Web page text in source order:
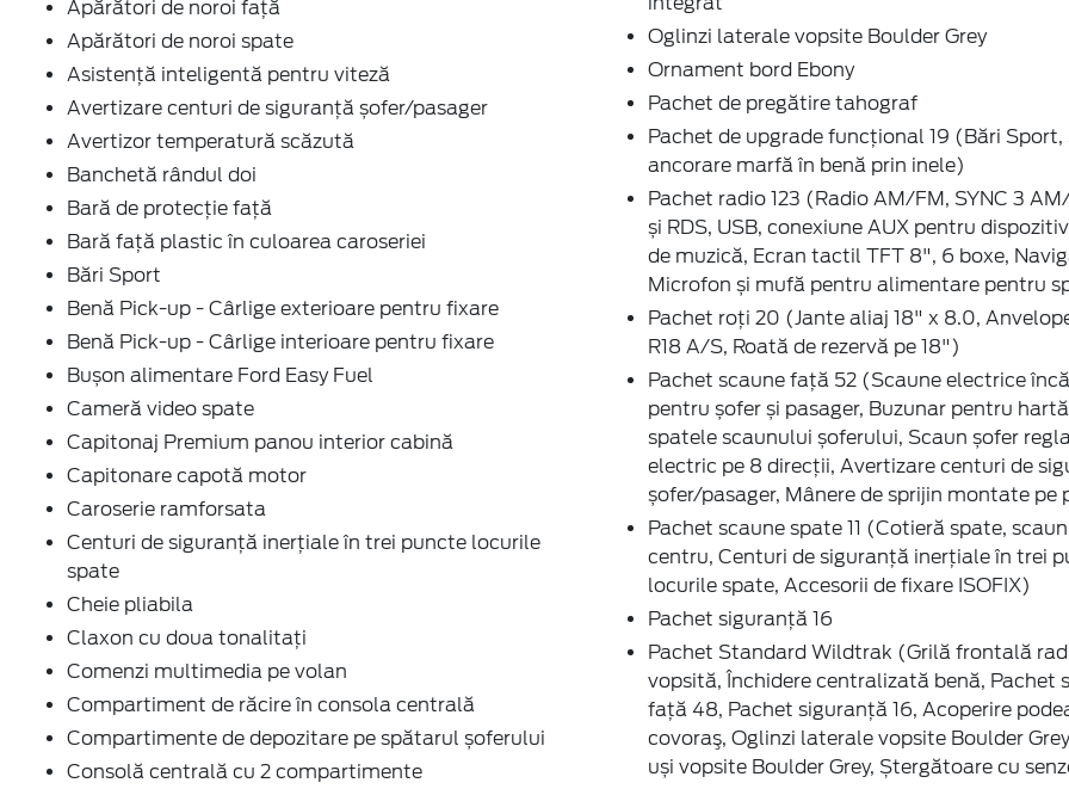
Apărători de noroi față
Apărători de noroi spate
Asistență inteligentă pentru viteză
Avertizare centuri de siguranță șofer/pasager
Avertizor temperatură scăzută
Banchetă rândul doi
Bară de protecție față
Bară față plastic în culoarea caroseriei
Bări Sport
Benă Pick-up - Cârlige exterioare pentru fixare
Benă Pick-up - Cârlige interioare pentru fixare
Bușon alimentare Ford Easy Fuel
Cameră video spate
Capitonaj Premium panou interior cabină
Capitonare capotă motor
Caroserie ramforsata
Centuri de siguranță inerțiale în trei puncte locurile
spate
Cheie pliabila
Claxon cu doua tonalitați
Comenzi multimedia pe volan
Compartiment de răcire în consola centrală
Compartimente de depozitare pe spătarul șoferului
Consolă centrală cu 2 compartimente
Oglinzi laterale vopsite Boulder Grey
Ornament bord Ebony
Pachet de pregătire tahograf
Pachet de upgrade funcțional 19 (Bări Sport,
ancorare marfă în benă prin inele)
Pachet radio 123 (Radio AM/FM, SYNC 3
și RDS, USB, conexiune AUX pentru
de muzică, Ecran tactil TFT 8", 6 boxe,
Microfon și mufă pentru alimentare pentru
Pachet roți 20 (Jante aliaj 18" x 8.0,
R18 A/S, Roată de rezervă pe 18")
Pachet scaune față 52 (Scaune electrice
pentru șofer și pasager, Buzunar pentru
spatele scaunului șoferului, Scaun șofer
electric pe 8 direcţii, Avertizare centuri de
șofer/pasager, Mânere de sprijin montate pe
Pachet scaune spate 11 (Cotieră spate,
centru, Centuri de siguranță inerțiale în trei
locurile spate, Accesorii de fixare ISOFIX)
Pachet siguranță 16
Pachet Standard Wildtrak (Grilă frontală
vopsită, Închidere centralizată benă, Pachet
față 48, Pachet siguranță 16, Acoperire
covoraş, Oglinzi laterale vopsite Boulder
uși vopsite Boulder Grey, Ștergătoare cu